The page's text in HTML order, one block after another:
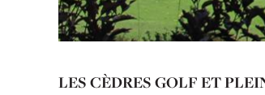
LES CÈDRES GOLF ET